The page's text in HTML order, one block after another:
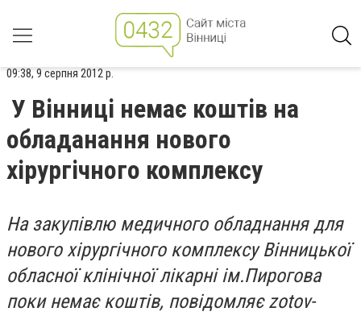
09:38, 9 серпня 2012 р.
У Вінниці немає коштів на
обладанання нового
хірургічного комплексу
На закупівлю медичного обладнання для
нового хірургічного комплексу Вінницької
обласної клінічної лікарні ім.Пирогова
поки немає коштів, повідомляє zotov-